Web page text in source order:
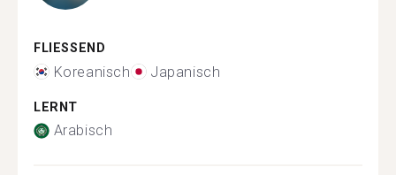
FLIESSEND
Koreanisch Japanisch
LERNT
Arabisch